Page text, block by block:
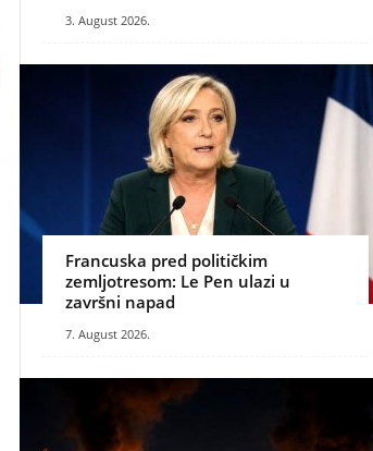
3. August 2026.
Francuska pred političkim
zemljotresom: Le Pen ulazi u
završni napad
7. August 2026.